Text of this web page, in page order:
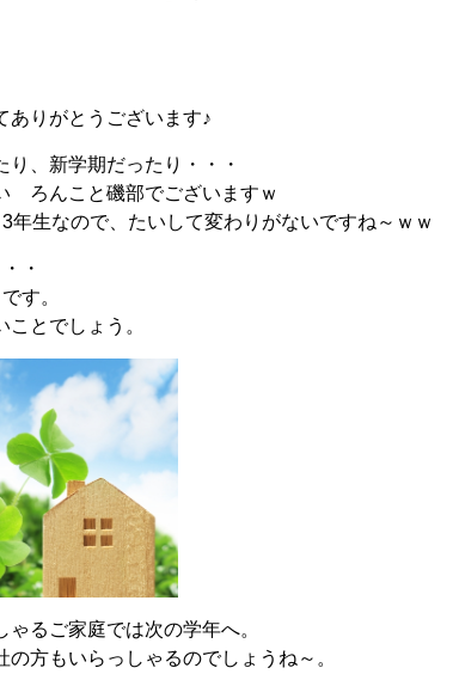
ありがとうございます♪
、新学期だったり・・・
ろんこと磯部でございますｗ
年生なので、たいして変わりがないですね～ｗｗ
・
す。
とでしょう。
るご家庭では次の学年へ。
方もいらっしゃるのでしょうね～。